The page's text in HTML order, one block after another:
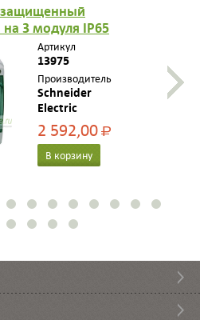
3 модуля IP65
Артикул
13975
Производитель
Schneider
Electric
2 592,00Р
В корзину